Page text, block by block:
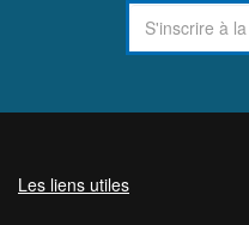
Les liens utiles